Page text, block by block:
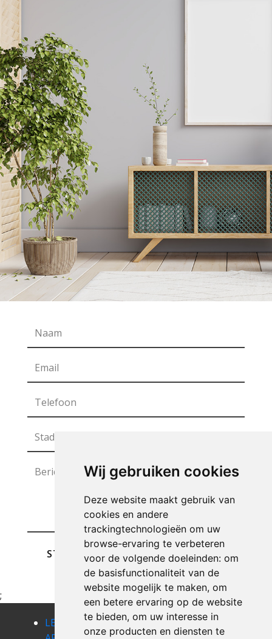
Wij gebruiken cookies
Deze website maakt gebruik van
cookies en andere
trackingtechnologieën om uw
browse-ervaring te verbeteren
voor de volgende doeleinden: om
de basisfunctionaliteit van de
website mogelijk te maken, om
een betere ervaring op de website
te bieden, om uw interesse in
onze producten en diensten te
STUREN
;
LEEGMAKEN LEEGMAKEN
LEEGMAKEN